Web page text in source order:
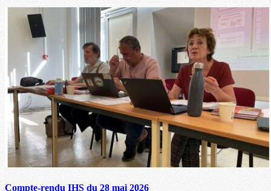
Compte-rendu IHS du 28 mai 2026